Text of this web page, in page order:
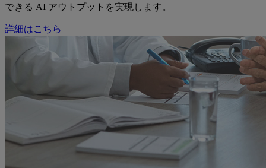
できる AI アウトプットを実現します。
詳細はこちら